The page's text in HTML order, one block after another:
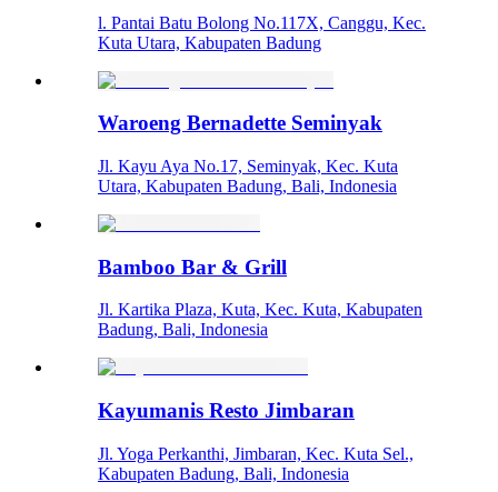
l. Pantai Batu Bolong No.117X, Canggu, Kec.
Kuta Utara, Kabupaten Badung
Waroeng Bernadette Seminyak
Jl. Kayu Aya No.17, Seminyak, Kec. Kuta
Utara, Kabupaten Badung, Bali, Indonesia
Bamboo Bar & Grill
Jl. Kartika Plaza, Kuta, Kec. Kuta, Kabupaten
Badung, Bali, Indonesia
Kayumanis Resto Jimbaran
Jl. Yoga Perkanthi, Jimbaran, Kec. Kuta Sel.,
Kabupaten Badung, Bali, Indonesia